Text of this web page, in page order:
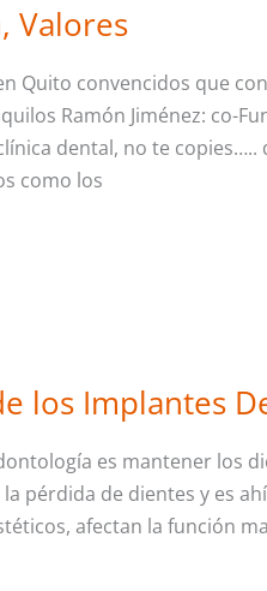
Valores
Quito convencidos que
Ramón Jiménez: co-
dental, no te
como los
los Implantes
es mantener los
pérdida de dientes y es
afectan la función